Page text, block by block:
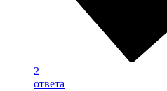
2
ответа